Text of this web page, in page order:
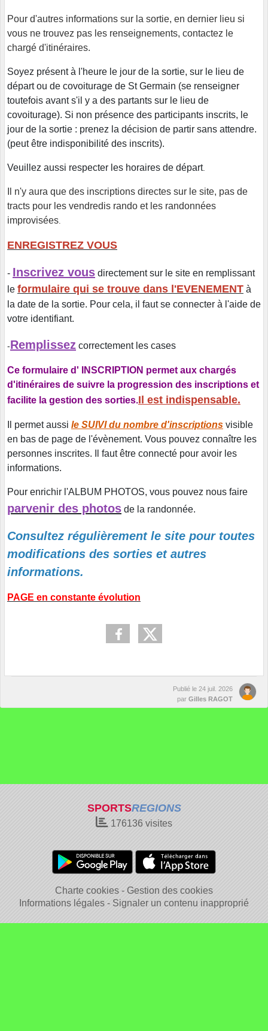
Pour d'autres informations sur la sortie, en dernier lieu si
vous ne trouvez pas les renseignements, contactez le
chargé d'itinéraires.
Soyez présent à l'heure le jour de la sortie, sur le lieu de
départ ou de covoiturage de St Germain (se renseigner
toutefois avant s'il y a des partants sur le lieu de
covoiturage). Si non présence des participants inscrits, le
jour de la sortie : prenez la décision de partir sans attendre.
(peut être indisponibilité des inscrits).
Veuillez aussi respecter les horaires de départ.
Il n'y aura que des inscriptions directes sur le site, pas de
tracts pour les vendredis rando et les randonnées
improvisées
ENREGISTREZ VOUS
- Inscrivez vous directement sur le site en remplissant
le formulaire qui se trouve dans l'EVENEMENT à
la date de la sortie. Pour cela, il faut se connecter à l'aide de
votre identifiant.
-Remplissez correctement les cases
Ce formulaire d' INSCRIPTION permet aux chargés
d'itinéraires de suivre la progression des inscriptions et
facilite la gestion des sorties.Il est indispensable.
Il permet aussi le SUIVI du nombre d'inscriptions visible
en bas de page de l'évènement. Vous pouvez connaître les
personnes inscrites. Il faut être connecté pour avoir les
informations.
Pour enrichir l'ALBUM PHOTOS, vous pouvez nous faire
parvenir des photos de la randonnée.
Consultez régulièrement le site pour toutes
modifications des sorties et autres
informations.
PAGE en constante évolution
Publié le 24 juil. 2026
par Gilles RAGOT
SPORTSREGIONS
176136 visites
Charte cookies
Gestion des cookies
Informations légales
Signaler un contenu inapproprié